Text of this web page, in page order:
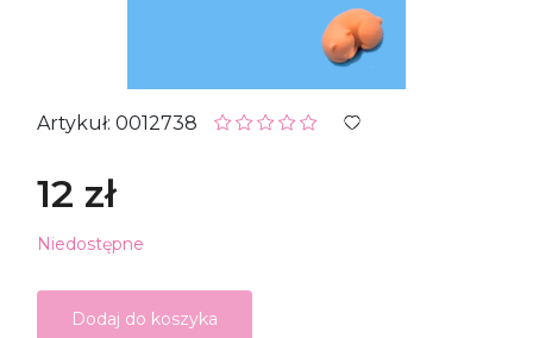
Artykuł: 0012738
12 zł
Niedostępne
Dodaj do koszyka